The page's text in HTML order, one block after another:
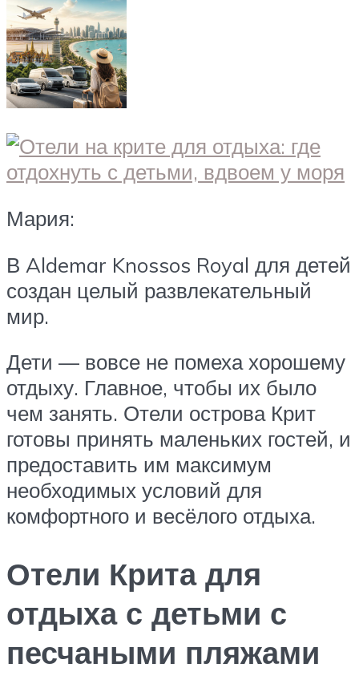
Мария:
В Aldemar Knossos Royal для детей
создан целый развлекательный
мир.
Дети — вовсе не помеха хорошему
отдыху. Главное, чтобы их было
чем занять. Отели острова Крит
готовы принять маленьких гостей, и
предоставить им максимум
необходимых условий для
комфортного и весёлого отдыха.
Отели Крита для
отдыха с детьми с
песчаными пляжами